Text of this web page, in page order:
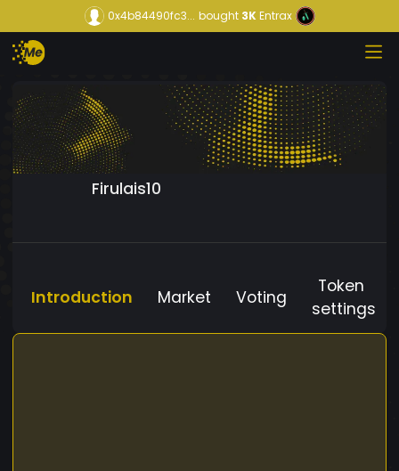
0x4b84490fc3... bought3KEntrax
Firulais10
Introduction Market Voting
Token
settings